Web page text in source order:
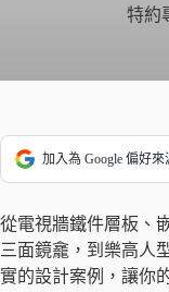
特約
加入為 Google 偏好來
從電視牆鐵件層板、
三面鏡龕，到樂高人
實的設計案例，讓你